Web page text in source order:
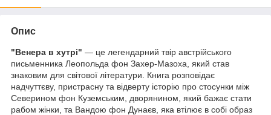
Опис
"Венера в хутрі" — це легендарний твір австрійського
письменника Леопольда фон Захер-Мазоха, який став
знаковим для світової літератури. Книга розповідає
надчуттєву, пристрасну та відверту історію про стосунки між
Северином фон Куземським, дворянином, який бажає стати
рабом жінки, та Вандою фон Дунаєв, яка втілює в собі образ